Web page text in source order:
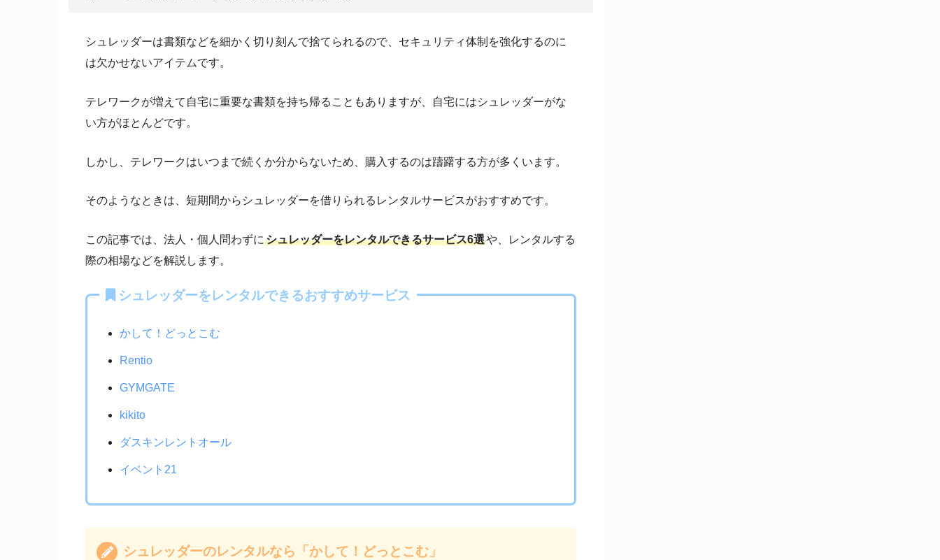
シュレッダーは書類などを細かく切り刻んで捨てられるので、セキュリティ体制を強化するのに
は欠かせないアイテムです。
テレワークが増えて自宅に重要な書類を持ち帰ることもありますが、自宅にはシュレッダーがな
い方がほとんどです。
しかし、テレワークはいつまで続くか分からないため、購入するのは躊躇する方が多くいます。
そのようなときは、短期間からシュレッダーを借りられるレンタルサービスがおすすめです。
この記事では、法人・個人問わずに シュレッダーをレンタルできるサービス6選や、レンタルする
際の相場などを解説します。
シュレッダーをレンタルできるおすすめサービス
かして！どっとこむ
Rentio
GYMGATE
kikito
ダスキンレントオール
イベント21
シュレッダーのレンタルなら「かして！どっとこむ」